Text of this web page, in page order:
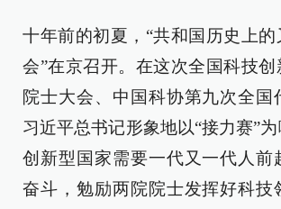
十年前的初夏，“共和国历史上
会”在京召开。在这次全国科技
院士大会、中国科协第九次全国
习近平总书记形象地以“接力赛”
创新型国家需要一代又一代人前
奋斗，勉励两院院士发挥好科技